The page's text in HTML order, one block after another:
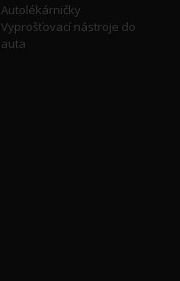
Autolékárničky
Vyprošťovací nástroje do
auta